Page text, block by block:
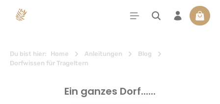
springen
Du bist hier: Home Anleitungen
Blog
Dorfwissen für Trageltern
Ein ganzes Dorf......